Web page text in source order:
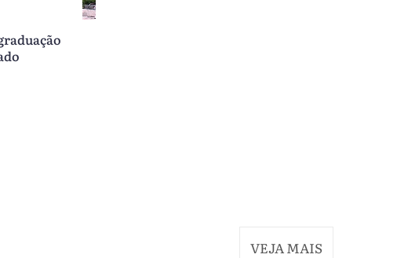
VEJA MAIS